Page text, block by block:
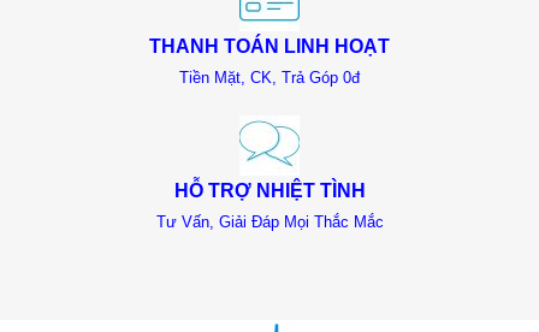
THANH TOÁN LINH HOẠT
Tiền Mặt, CK, Trả Góp 0đ
HỖ TRỢ NHIỆT TÌNH
Tư Vấn, Giải Đáp Mọi Thắc Mắc